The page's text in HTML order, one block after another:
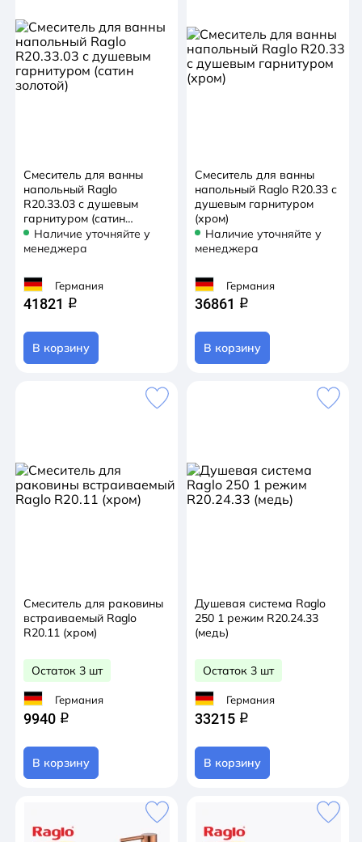
Смеситель для ванны
напольный Raglo
R20.33.03 с душевым
гарнитуром (сатин
золотой)
Наличие уточняйте у
менеджера
Германия
41821 q
В корзину
Смеситель для ванны
напольный Raglo R20.33 с
душевым гарнитуром
(хром)
Наличие уточняйте у
менеджера
Германия
36861 q
В корзину
Смеситель для раковины
встраиваемый Raglo
R20.11 (хром)
Остаток 3 шт
Германия
9940 q
В корзину
Душевая система Raglo
250 1 режим R20.24.33
(медь)
Остаток 3 шт
Германия
33215 q
В корзину